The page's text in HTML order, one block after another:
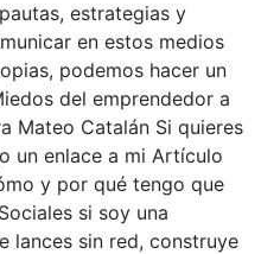
estrategias y
en estos medios
podemos hacer un
del emprendedor a
Mateo Catalán Si quieres
un enlace a mi Artículo
y por qué tengo que
si soy una
lances sin red, construye